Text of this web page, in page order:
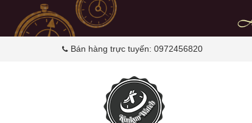
Bán hàng trực tuyến: 0972456820